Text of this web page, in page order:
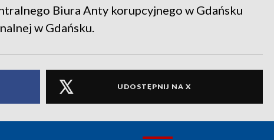
Biura Anty korupcyjnego w Gdańsku
w Gdańsku.
UDOSTĘPNIJ NA X